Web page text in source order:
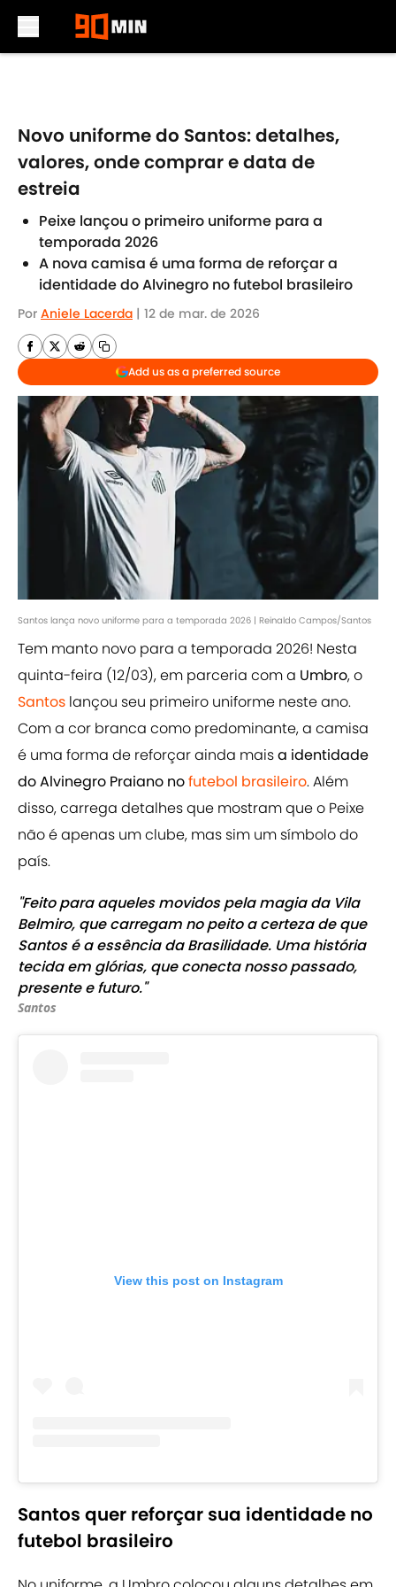
Novo uniforme do Santos: detalhes,
valores, onde comprar e data de
estreia
Peixe lançou o primeiro uniforme para a
temporada 2026
A nova camisa é uma forma de reforçar a
identidade do Alvinegro no futebol brasileiro
Por Aniele Lacerda | 12 de mar. de 2026
Add us as a preferred source
Santos lança novo uniforme para a temporada 2026 | Reinaldo Campos/Santos
Tem manto novo para a temporada 2026! Nesta
quinta-feira (12/03), em parceria com a Umbro, o
Santos lançou seu primeiro uniforme neste ano.
Com a cor branca como predominante, a camisa
é uma forma de reforçar ainda maisa identidade
do Alvinegro Praiano nofutebol brasileiro. Além
disso, carrega detalhes que mostram que o Peixe
não é apenas um clube, mas sim um símbolo do
país.
"Feito para aqueles movidos pela magia da Vila
Belmiro, que carregam no peito a certeza de que
Santos é a essência da Brasilidade. Uma história
tecida em glórias, que conecta nosso passado,
presente e futuro."
Santos
View this post on Instagram
Santos quer reforçar sua identidade no
futebol brasileiro